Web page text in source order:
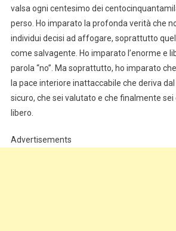
valsa ogni centesimo dei
perso. Ho imparato la profonda verità che
individui decisi ad affogare, soprattutto
come salvagente. Ho imparato l’enorme e
parola “no”. Ma soprattutto, ho imparato
la pace interiore inattaccabile che deriva dal
sicuro, che sei valutato e che finalmente
libero.
Advertisements